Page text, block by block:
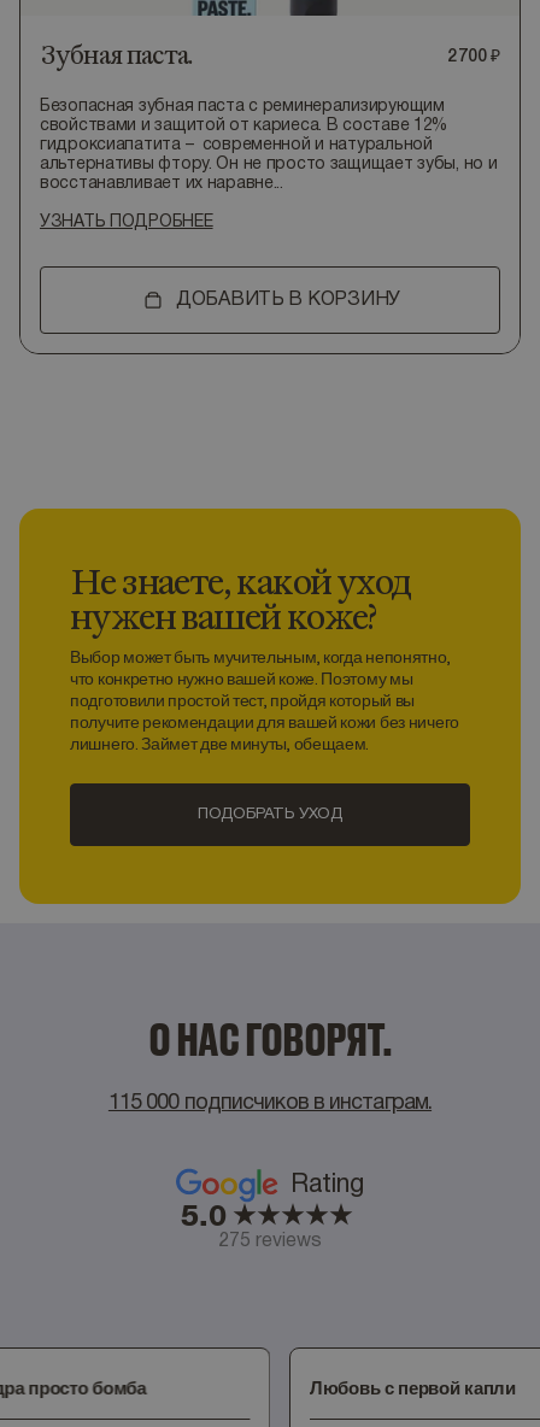
Зубная паста. 2 700₽
Безопасная зубная паста с реминерализирующим
свойствами и защитой от кариеса. В составе 12%
гидроксиапатита – современной и натуральной
альтернативы фтору. Он не просто защищает зубы, но и
восстанавливает их наравне...
УЗНАТЬ ПОДРОБНЕЕ
ДОБАВИТЬ В КОРЗИНУ
Не знаете, какой уход
нужен вашей коже?
Выбор может быть мучительным, когда непонятно,
что конкретно нужно вашей коже. Поэтому мы
подготовили простой тест, пройдя который вы
получите рекомендации для вашей кожи без ничего
лишнего. Займет две минуты, обещаем.
ПОДОБРАТЬ УХОД
О НАС ГОВОРЯТ.
115 000 подписчиков в инстаграм.
Rating
5.0
275 reviews
просто бомба Любовь с первой капли